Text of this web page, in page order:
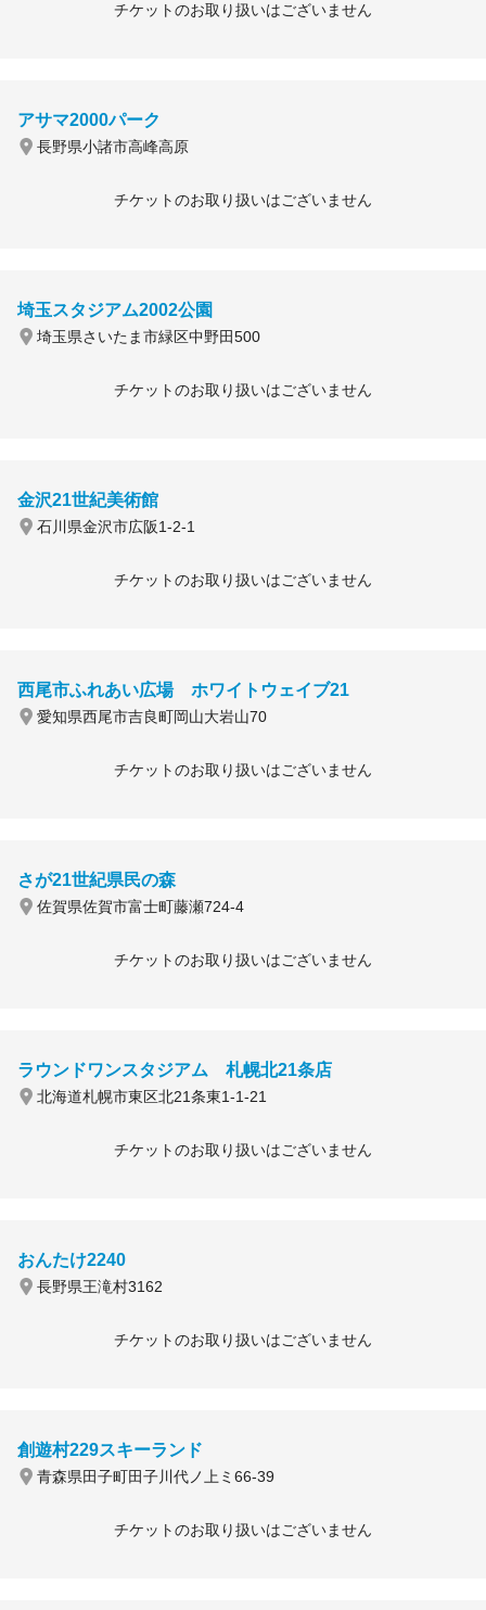
チケットのお取り扱いはございません
アサマ2000パーク
長野県小諸市高峰高原
チケットのお取り扱いはございません
埼玉スタジアム2002公園
埼玉県さいたま市緑区中野田500
チケットのお取り扱いはございません
金沢21世紀美術館
石川県金沢市広阪1-2-1
チケットのお取り扱いはございません
西尾市ふれあい広場 ホワイトウェイブ21
愛知県西尾市吉良町岡山大岩山70
チケットのお取り扱いはございません
さが21世紀県民の森
佐賀県佐賀市富士町藤瀬724-4
チケットのお取り扱いはございません
ラウンドワンスタジアム 札幌北21条店
北海道札幌市東区北21条東1-1-21
チケットのお取り扱いはございません
おんたけ2240
長野県王滝村3162
チケットのお取り扱いはございません
創遊村229スキーランド
青森県田子町田子川代ノ上ミ66-39
チケットのお取り扱いはございません